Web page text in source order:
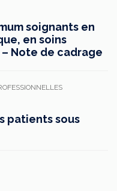
soignants en
en soins
Note de cadrage
patients sous